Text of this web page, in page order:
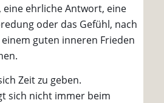
eine ehrliche Antwort, eine
oder das Gefühl, nach
guten inneren Frieden
Zeit zu geben.
sich nicht immer beim